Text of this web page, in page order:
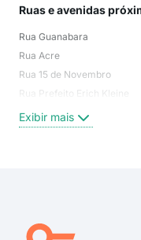
Ruas e avenidas
Rua Guanabara
Rua Acre
Rua 15 de Novembro
Rua Prefeito Erich Kleine
Exibir mais